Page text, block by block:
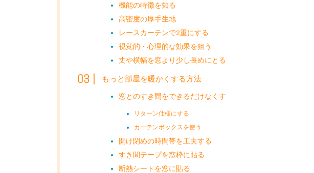
機能の特徴を知る
高密度の厚手生地
レースカーテンで2重にする
視覚的・心理的な効果を狙う
丈や横幅を窓より少し長めにとる
もっと部屋を暖かくする方法
窓とのすき間をできるだけなくす
リターン仕様にする
カーテンボックスを使う
開け閉めの時間帯を工夫する
すき間テープを窓枠に貼る
断熱シートを窓に貼る